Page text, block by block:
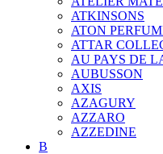
ATKINSONS
ATON
ATTAR
AU PAYS DE
AUBUSSON
AXIS
AZAGURY
AZZARO
AZZEDINE
B